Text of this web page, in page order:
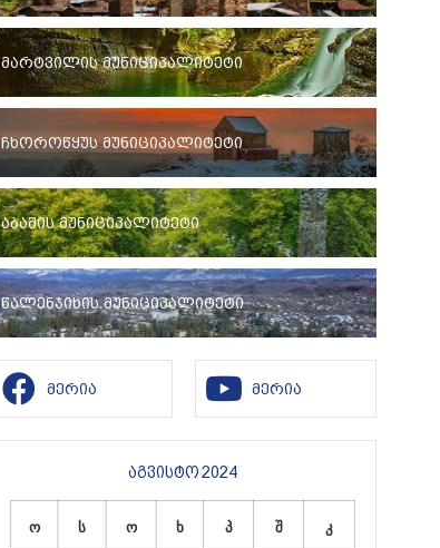
მარტვილის მუნიციპალიტეტი
ჩხოროწყუს მუნიციპალიტეტი
აბაშის მუნიციპალიტეტი
წალენჯიხის მუნიციპალიტეტი
მერია მერია
აგვისტო 2024
ო ს ო ხ პ შ კ